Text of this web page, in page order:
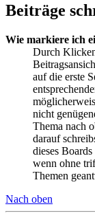
Beiträge
Wie markiere ich
Durch
auf die erste
nicht
Thema nach
darauf
dieses
wenn ohne
Themen
Nach oben